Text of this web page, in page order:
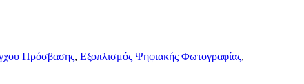
Πρόσβασης, Εξοπλισμός Ψηφιακής Φωτογραφίας,